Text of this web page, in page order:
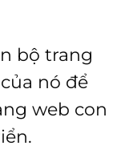
bộ trang
nó để
web con